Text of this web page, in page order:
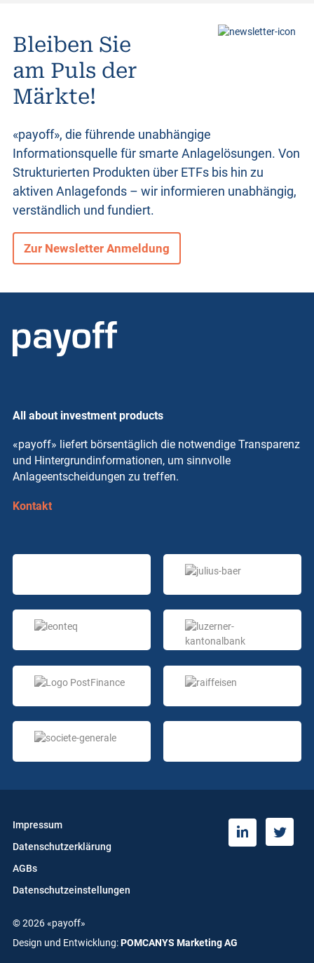
Bleiben Sie
am Puls der
Märkte!
«payoff», die führende unabhängige
Informationsquelle für smarte Anlagelösungen. Von
Strukturierten Produkten über ETFs bis hin zu
aktiven Anlagefonds – wir informieren unabhängig,
verständlich und fundiert.
Zur Newsletter Anmeldung
All about investment products
«payoff» liefert börsentäglich die notwendige Transparenz
und Hintergrundinformationen, um sinnvolle
Anlageentscheidungen zu treffen.
Kontakt
Impressum
Datenschutzerklärung
AGBs
Datenschutzeinstellungen
© 2026 «payoff»
Design und Entwicklung:POMCANYS Marketing AG
L
T